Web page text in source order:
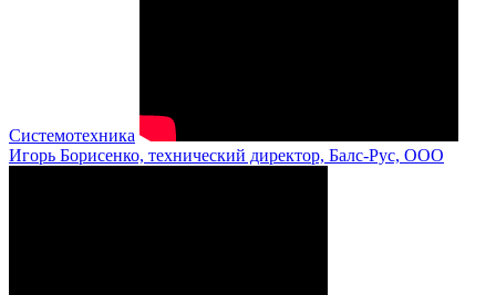
Системотехника
Игорь Борисенко, технический директор, Балс-Рус, ООО